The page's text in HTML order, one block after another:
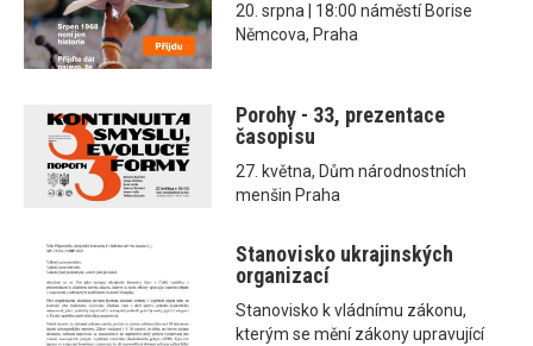
20. srpna | 18:00 náměstí Borise
Němcova, Praha
Porohy - 33, prezentace
časopisu
27. května, Dům národnostních
menšin Praha
Stanovisko ukrajinských
organizací
Stanovisko k vládnímu zákonu,
kterým se mění zákony upravující